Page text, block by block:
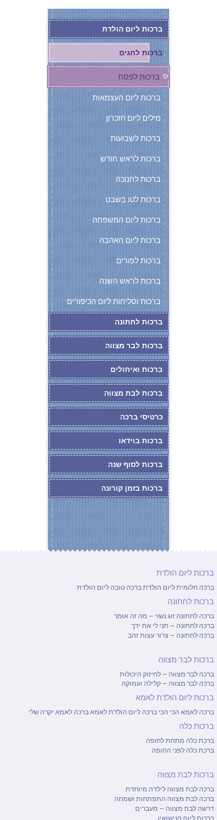
ברכות ליום הולדת
ברכות לחגים
ברכות לפסח
ברכות ליום העצמאות
מילים ליום הזכרון
ברכות לשבועות
ברכות לראש חודש
ברכות לחנוכה
ברכות לטו בשבט
ברכות ליום המשפחה
ברכות ליום האהבה
ברכות לפורים
ברכות לראש השנה
ברכות וסליחות ליום הכיפורים
ברכות לחתונה
ברכות לבר מצווה
ברכות ואיחולים
ברכות לבת מצווה
כרטיסי ברכה
ברכות בוידאו
ברכות לסוף שנה
ברכות בזמן קורונה
ברכות ליום הולדת
ברכה חלומית ליום הולדתברכה טובה ליום הולדת
ברכות לחתונה
ברכה לחתונה זוג נשוי – מה זה אומר
ברכה לחתונה – תני לי את ידך
ברכה לחתונה – צרור עצות זהב
ברכות לבר מצווה
ברכה לבר מצווה – לחיזוק היכולות
ברכה לבר מצווה – קלילה ועמוקה
ברכות ליום הולדת לאמא
ברכה לאמא הכי הכי ברכה ליום הולדת לאמאברכה לאמא יקרה שלי
ברכות כלה
ברכת כלה מתחת לחופה
ברכת כלה לפני החופה
ברכות לבת מצווה
ברכה לבת מצווה לילדה מיוחדת
ברכה לבת מצווה התפתחות ושמחה
דרשה לבת מצווה – מעברים
ברכות ליום הנישואין